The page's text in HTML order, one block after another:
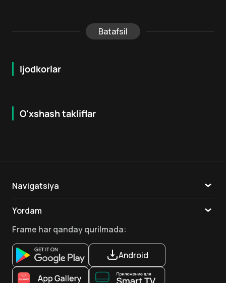
Batafsil
Ijodkorlar
O'xshash takliflar
18 + 6.2
Navigatsiya
Yordam
Aloqa
Ilovalar
Frame har qanday qurilmada:
Android